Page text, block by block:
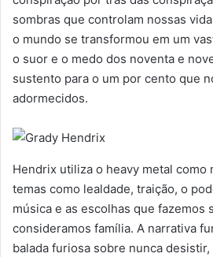
sombras que controlam nossas
o mundo se transformou em um
o suor e o medo dos noventa e
sustento para o um por cento que
adormecidos.
Hendrix utiliza o heavy metal como
temas como lealdade, traição, o
música e as escolhas que fazemos
consideramos família. A narrativa
balada furiosa sobre nunca